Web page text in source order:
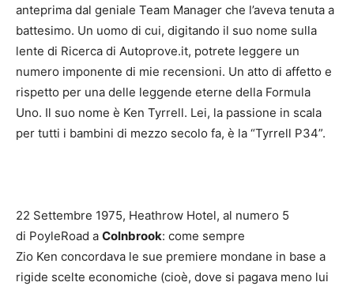
anteprima dal geniale Team Manager che l’aveva tenuta a
battesimo. Un uomo di cui, digitando il suo nome sulla
lente di Ricerca di Autoprove.it, potrete leggere un
numero imponente di mie recensioni. Un atto di affetto e
rispetto per una delle leggende eterne della Formula
Uno. Il suo nome è Ken Tyrrell. Lei, la passione in scala
per tutti i bambini di mezzo secolo fa, è la “Tyrrell P34”.
22 Settembre 1975, Heathrow Hotel, al numero 5
di PoyleRoad a Colnbrook: come sempre
Zio Ken concordava le sue premiere mondane in base a
rigide scelte economiche (cioè, dove si pagava meno lui